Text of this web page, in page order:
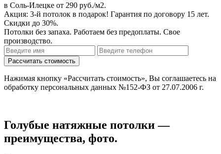
в Соль-Илецке от 290 руб./м2.
Акция: 3-й потолок в подарок! Гарантия по договору 15 лет.
Скидки до 30%.
Потолки без запаха. Работаем без предоплаты. Свое
производство.
Нажимая кнопку «Рассчитать стоимость», Вы соглашаетесь на
обработку персональных данных №152-ФЗ от 27.07.2006 г.
Голубые натяжные потолки —
преимущества, фото.